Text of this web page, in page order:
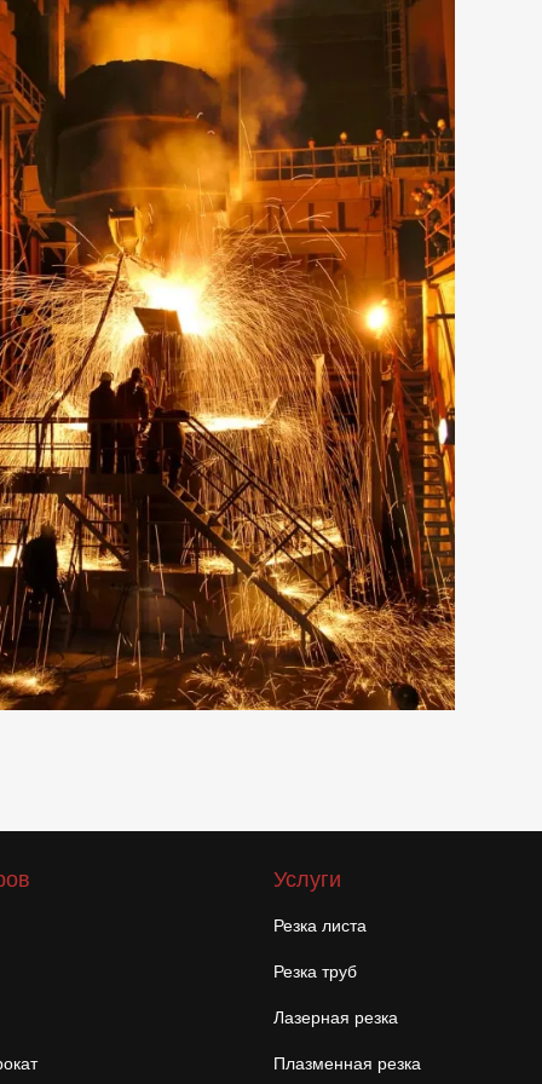
Услуги
Резка листа
Резка труб
Лазерная резка
Плазменная резка